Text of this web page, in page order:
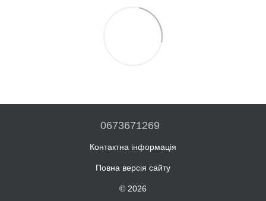
0673671269
Контактна інформація
Повна версія сайту
© 2026